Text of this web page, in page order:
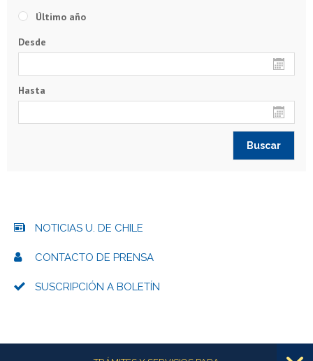
Último año
Desde
Hasta
NOTICIAS U. DE CHILE
CONTACTO DE PRENSA
SUSCRIPCIÓN A BOLETÍN
Más información